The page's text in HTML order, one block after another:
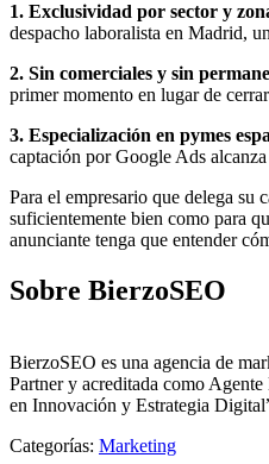
1. Exclusividad por sector y
despacho laboralista en Madrid,
2. Sin comerciales y sin
primer momento en lugar de
3. Especialización en pymes
captación por Google Ads
Para el empresario que delega su
suficientemente bien como para
anunciante tenga que entender
Sobre BierzoSEO
BierzoSEO es una agencia de
Partner y acreditada como
en Innovación y Estrategia
Categorías: Marketing